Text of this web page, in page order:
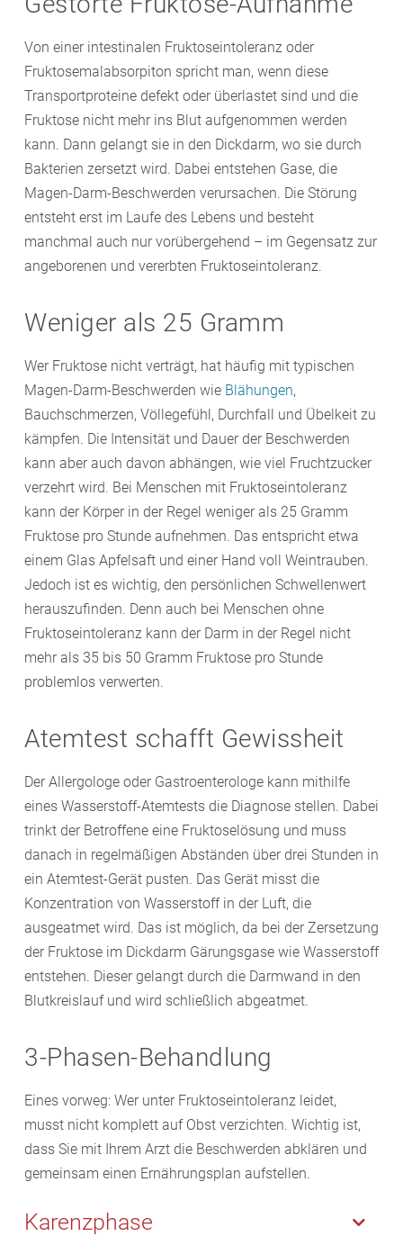
Von einer intestinalen Fruktoseintoleranz oder
Fruktosemalabsorpiton spricht man, wenn diese
Transportproteine defekt oder überlastet sind und die
Fruktose nicht mehr ins Blut aufgenommen werden
kann. Dann gelangt sie in den Dickdarm, wo sie durch
Bakterien zersetzt wird. Dabei entstehen Gase, die
Magen-Darm-Beschwerden verursachen. Die Störung
entsteht erst im Laufe des Lebens und besteht
manchmal auch nur vorübergehend – im Gegensatz zur
angeborenen und vererbten Fruktoseintoleranz.
Weniger als 25 Gramm
Wer Fruktose nicht verträgt, hat häufig mit typischen
Magen-Darm-Beschwerden wie Blähungen,
Bauchschmerzen, Völlegefühl, Durchfall und Übelkeit zu
kämpfen. Die Intensität und Dauer der Beschwerden
kann aber auch davon abhängen, wie viel Fruchtzucker
verzehrt wird. Bei Menschen mit Fruktoseintoleranz
kann der Körper in der Regel weniger als 25 Gramm
Fruktose pro Stunde aufnehmen. Das entspricht etwa
einem Glas Apfelsaft und einer Hand voll Weintrauben.
Jedoch ist es wichtig, den persönlichen Schwellenwert
herauszufinden. Denn auch bei Menschen ohne
Fruktoseintoleranz kann der Darm in der Regel nicht
mehr als 35 bis 50 Gramm Fruktose pro Stunde
problemlos verwerten.
Atemtest schafft Gewissheit
Der Allergologe oder Gastroenterologe kann mithilfe
eines Wasserstoff-Atemtests die Diagnose stellen. Dabei
trinkt der Betroffene eine Fruktoselösung und muss
danach in regelmäßigen Abständen über drei Stunden in
ein Atemtest-Gerät pusten. Das Gerät misst die
Konzentration von Wasserstoff in der Luft, die
ausgeatmet wird. Das ist möglich, da bei der Zersetzung
der Fruktose im Dickdarm Gärungsgase wie Wasserstoff
entstehen. Dieser gelangt durch die Darmwand in den
Blutkreislauf und wird schließlich abgeatmet.
3-Phasen-Behandlung
Eines vorweg: Wer unter Fruktoseintoleranz leidet,
musst nicht komplett auf Obst verzichten. Wichtig ist,
dass Sie mit Ihrem Arzt die Beschwerden abklären und
gemeinsam einen Ernährungsplan aufstellen.
Karenzphase